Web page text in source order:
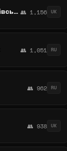
ПОЗНЯКИ ️🔔 Оголошення (метро Позняки Осокорки Харківська Бажана Григоренка Урлівська Мишуги Гришка) 👥 1,156 UK
👥 1,051 RU
👥 962 RU
👥 938 UK